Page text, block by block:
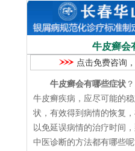
牛皮癣会
点击免费咨询
牛皮癣会有哪些症状
牛皮癣疾病，应尽可能的
状，有效得到病情的恢复
以免延误病情的治疗时间
中医诊断的方法都有哪些